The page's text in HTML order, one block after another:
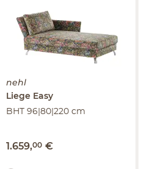
nehl
Liege Easy
BHT 96|80|220 cm
1.659,00 €